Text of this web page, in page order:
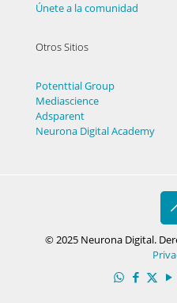
Únete a la comunidad
Otros Sitios
Potenttial Group
Mediascience
Adsparent
Neurona Digital Academy
© 2025 Neurona Digital.